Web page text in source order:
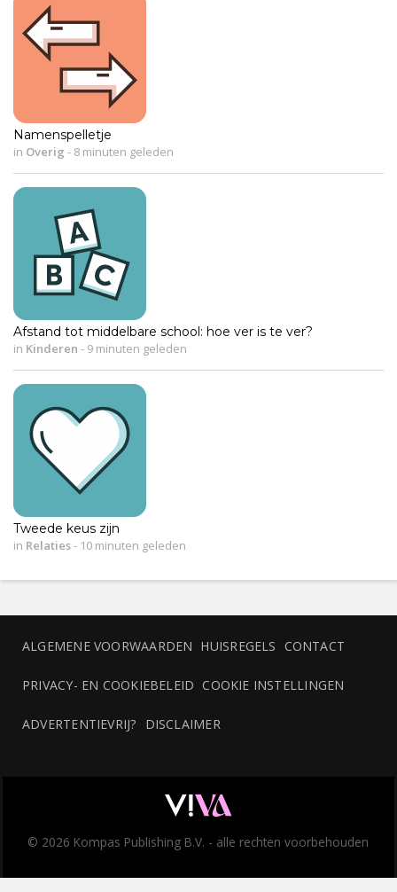
Namenspelletje
in Overig - 8 minuten geleden
Afstand tot middelbare school: hoe ver is te ver?
in Kinderen - 9 minuten geleden
Tweede keus zijn
in Relaties- 10 minuten geleden
ALGEMENE VOORWAARDEN HUISREGELS CONTACT
PRIVACY- EN COOKIEBELEID COOKIE INSTELLINGEN
ADVERTENTIEVRIJ? DISCLAIMER
© 2026 Kompas Publishing B.V. - alle rechten voorbehouden